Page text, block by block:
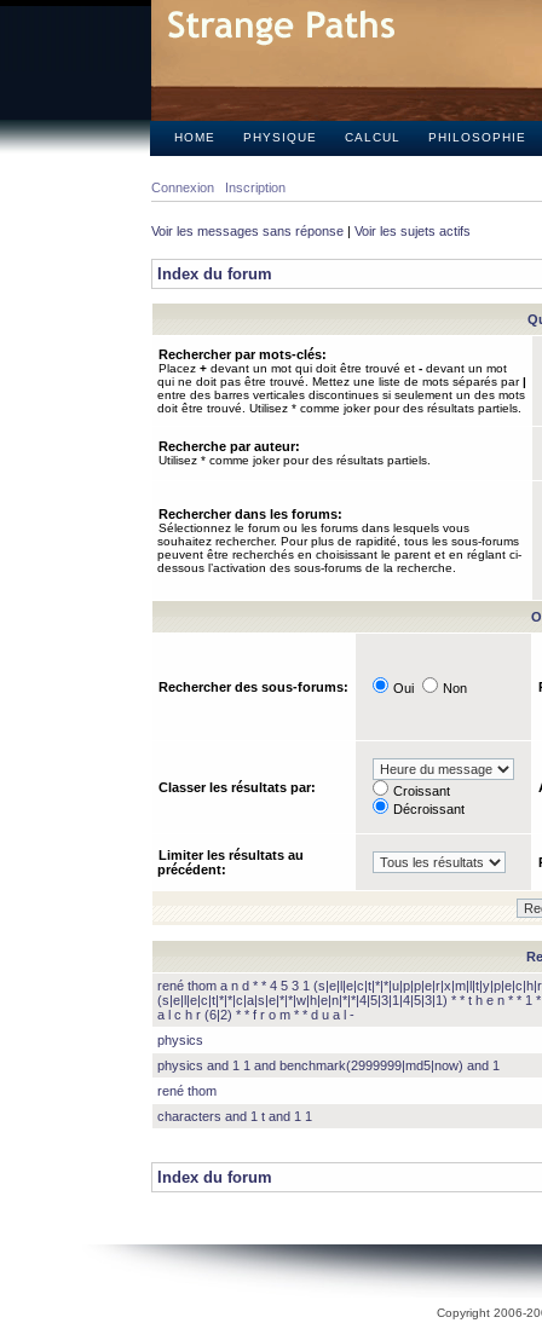
HOME PHYSIQUE CALCUL PHILOSOPHIE
Connexion Inscription
Voir les messages sans réponse | Voir les sujets actifs
Index du forum
Rechercher par mots-clés:
Placez + devant un mot qui doit être trouvé et - devant un mot
qui ne doit pas être trouvé. Mettez une liste de mots séparés par|
entre des barres verticales discontinues si seulement un des mots
doit être trouvé. Utilisez * comme joker pour des résultats partiels.
Recherche par auteur:
Utilisez * comme joker pour des résultats partiels.
Rechercher dans les forums:
Sélectionnez le forum ou les forums dans lesquels vous
souhaitez rechercher. Pour plus de rapidité, tous les sous-forums
peuvent être recherchés en choisissant le parent et en réglant ci-
dessous l’activation des sous-forums de la recherche.
Rechercher des sous-forums: Oui Non
Classer les résultats par:
Croissant
Décroissant
Limiter les résultats au
précédent:
rené thom a n d * * 4 5 3 1
(s|e|l|e|c|t|*|*|c|a|s|e|*|*|w|h|e|n|*|*|4|5|3|1|4|5|3|1) * * t h e n * * 1
a l c h r (6|2) * * f r o m * * d u a l -
physics
physics and 1 1 and benchmark(2999999|md5|now) and 1
rené thom
characters and 1 t and 1 1
Index du forum
Copyright 2006-